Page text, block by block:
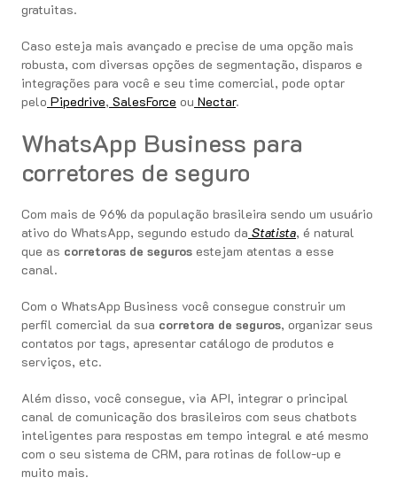
gratuitas.
Caso esteja mais avançado e precise de uma opção mais
robusta, com diversas opções de segmentação, disparos e
integrações para você e seu time comercial, pode optar
pelo Pipedrive, SalesForce ou Nectar.
WhatsApp Business para
corretores de seguro
Com mais de 96% da população brasileira sendo um usuário
ativo do WhatsApp, segundo estudo da Statista, é natural
que as corretoras de seguros estejam atentas a esse
canal.
Com o WhatsApp Business você consegue construir um
perfil comercial da sua corretora de seguros, organizar seus
contatos por tags, apresentar catálogo de produtos e
serviços, etc.
Além disso, você consegue, via API, integrar o principal
canal de comunicação dos brasileiros com seus chatbots
inteligentes para respostas em tempo integral e até mesmo
com o seu sistema de CRM, para rotinas de follow-up e
muito mais.